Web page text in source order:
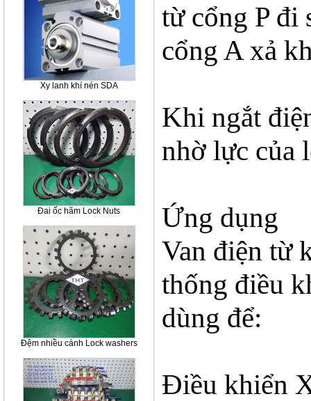
Xy lanh khí nén SDA
Đai ốc hãm Lock Nuts
Đệm nhiều cánh Lock washers
từ cổng P đi
cổng A xả
Khi ngắt
nhờ lực của
Ứng dụng
Van điện từ
thống điều
dùng để:
Điều khiển